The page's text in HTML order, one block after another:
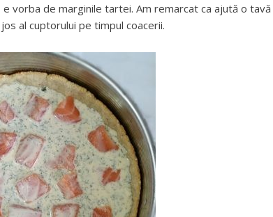
vorba de marginile tartei. Am remarcat ca ajută o tavă
al cuptorului pe timpul coacerii.